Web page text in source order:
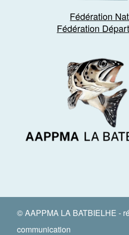
Fédération
Fédération
© AAPPMA LA BATBIELHE -
communication